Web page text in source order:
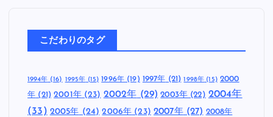
こだわりのタグ
1994年(16) 1995年 (15) 1996年(19) 1997年 (21) 1998年 (15) 2000
年 (21) 2001年(23) 2002年 (29) 2003年 (22) 2004年
(33) 2005年 (24) 2006年 (23) 2007年(27) 2008年